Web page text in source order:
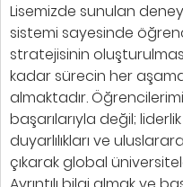
Lisemizde sunulan
sistemi sayesinde
stratejisinin
kadar sürecin her
almaktadır.
başarılarıyla değil;
duyarlılıkları ve
çıkarak global